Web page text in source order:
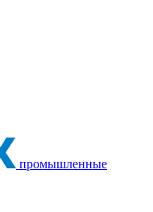
промышленные